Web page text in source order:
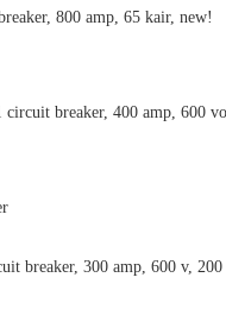
800 amp, 65 kair, new!
circuit breaker, 400 amp, 600
breaker, 300 amp, 600 v,